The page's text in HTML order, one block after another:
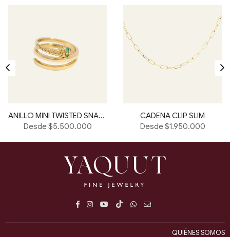
ANILLO MINI TWISTED SNAKE
Desde $5.500.000
CADENA CLIP SLIM
Desde $1.950.000
Facebook
InstagramYouTube
TikTokWhatsapp
E-
QUIÉNES SOMOS